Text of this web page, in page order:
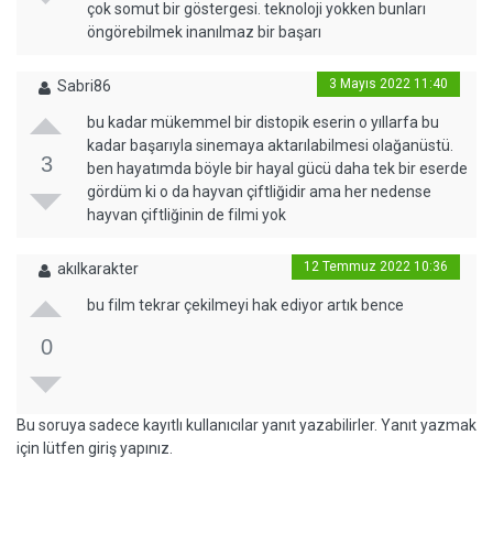
çok somut bir göstergesi. teknoloji yokken bunları
öngörebilmek inanılmaz bir başarı
Sabri86 3 Mayıs 2022 11:40
3
bu kadar mükemmel bir distopik eserin o yıllarfa bu
kadar başarıyla sinemaya aktarılabilmesi olağanüstü.
ben hayatımda böyle bir hayal gücü daha tek bir eserde
gördüm ki o da hayvan çiftliğidir ama her nedense
hayvan çiftliğinin de filmi yok
akılkarakter 12 Temmuz 2022 10:36
0
bu film tekrar çekilmeyi hak ediyor artık bence
Bu soruya sadece kayıtlı kullanıcılar yanıt yazabilirler. Yanıt yazmak
için lütfen giriş yapınız.